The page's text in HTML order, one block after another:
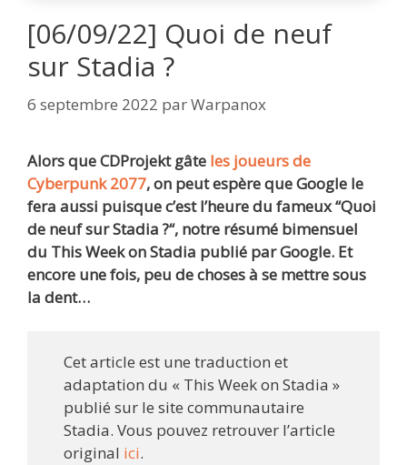
[06/09/22] Quoi de neuf
sur Stadia ?
6 septembre 2022 parWarpanox
Alors que CDProjekt gâte les joueurs de
Cyberpunk 2077, on peut espère que Google le
fera aussi puisque c’est l’heure du fameux “Quoi
de neuf sur Stadia ?“, notre résumé bimensuel
du This Week on Stadia publié par Google. Et
encore une fois, peu de choses à se mettre sous
la dent…
Cet article est une traduction et
adaptation du « This Week on Stadia »
publié sur le site communautaire
Stadia. Vous pouvez retrouver l’article
original ici.